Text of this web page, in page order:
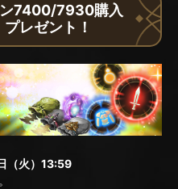
7400/7930購入
レゼント！
（火）13:59